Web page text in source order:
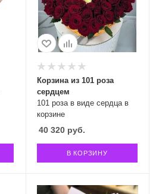
101 роза в виде сердца в
корзине
Корзина из 101 роза
сердцем
40 320руб.
В КОРЗИНУ